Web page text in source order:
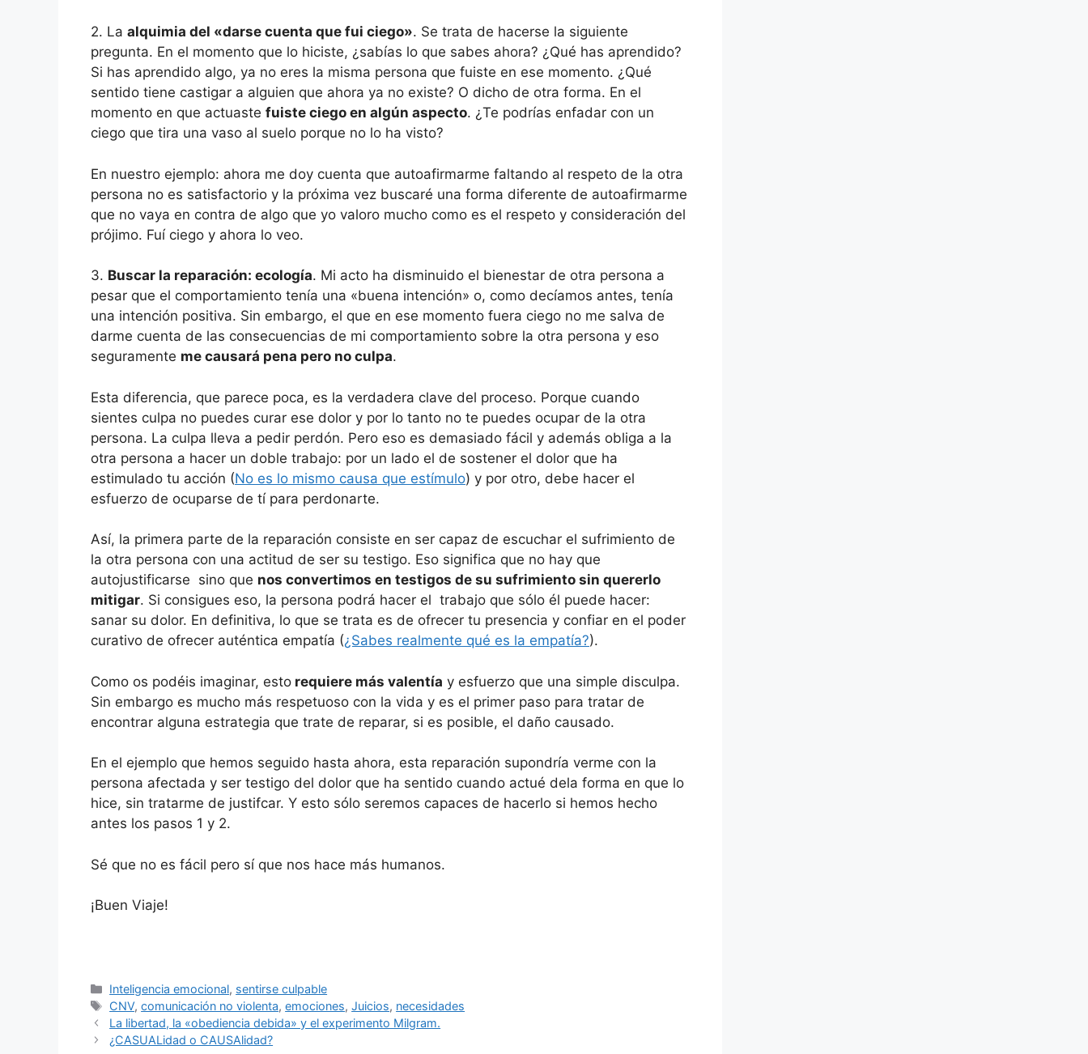
2. La alquimia del «darse cuenta que fui ciego». Se trata de hacerse la siguiente
pregunta. En el momento que lo hiciste, ¿sabías lo que sabes ahora? ¿Qué has aprendido?
Si has aprendido algo, ya no eres la misma persona que fuiste en ese momento. ¿Qué
sentido tiene castigar a alguien que ahora ya no existe? O dicho de otra forma. En el
momento en que actuaste fuiste ciego en algún aspecto. ¿Te podrías enfadar con un
ciego que tira una vaso al suelo porque no lo ha visto?
En nuestro ejemplo: ahora me doy cuenta que autoafirmarme faltando al respeto de la otra
persona no es satisfactorio y la próxima vez buscaré una forma diferente de autoafirmarme
que no vaya en contra de algo que yo valoro mucho como es el respeto y consideración del
prójimo. Fuí ciego y ahora lo veo.
3. Buscar la reparación: ecología. Mi acto ha disminuido el bienestar de otra persona a
pesar que el comportamiento tenía una «buena intención» o, como decíamos antes, tenía
una intención positiva. Sin embargo, el que en ese momento fuera ciego no me salva de
darme cuenta de las consecuencias de mi comportamiento sobre la otra persona y eso
seguramente me causará pena pero no culpa.
Esta diferencia, que parece poca, es la verdadera clave del proceso. Porque cuando
sientes culpa no puedes curar ese dolor y por lo tanto no te puedes ocupar de la otra
persona. La culpa lleva a pedir perdón. Pero eso es demasiado fácil y además obliga a la
otra persona a hacer un doble trabajo: por un lado el de sostener el dolor que ha
estimulado tu acción (No es lo mismo causa que estímulo) y por otro, debe hacer el
esfuerzo de ocuparse de tí para perdonarte.
Así, la primera parte de la reparación consiste en ser capaz de escuchar el sufrimiento de
la otra persona con una actitud de ser su testigo. Eso significa que no hay que
autojustificarse sino que nos convertimos en testigos de su sufrimiento sin quererlo
mitigar. Si consigues eso, la persona podrá hacer el trabajo que sólo él puede hacer:
sanar su dolor. En definitiva, lo que se trata es de ofrecer tu presencia y confiar en el poder
curativo de ofrecer auténtica empatía (¿Sabes realmente qué es la empatía?).
Como os podéis imaginar, esto requiere más valentía y esfuerzo que una simple disculpa.
Sin embargo es mucho más respetuoso con la vida y es el primer paso para tratar de
encontrar alguna estrategia que trate de reparar, si es posible, el daño causado.
En el ejemplo que hemos seguido hasta ahora, esta reparación supondría verme con la
persona afectada y ser testigo del dolor que ha sentido cuando actué dela forma en que lo
hice, sin tratarme de justifcar. Y esto sólo seremos capaces de hacerlo si hemos hecho
antes los pasos 1 y 2.
Sé que no es fácil pero sí que nos hace más humanos.
¡Buen Viaje!
Categorías
Inteligencia emocional, sentirse culpable
Etiquetas
CNV,comunicación no violenta,emociones,Juicios, necesidades
La libertad, la «obediencia debida» y el experimento Milgram.
¿CASUALidad o CAUSAlidad?